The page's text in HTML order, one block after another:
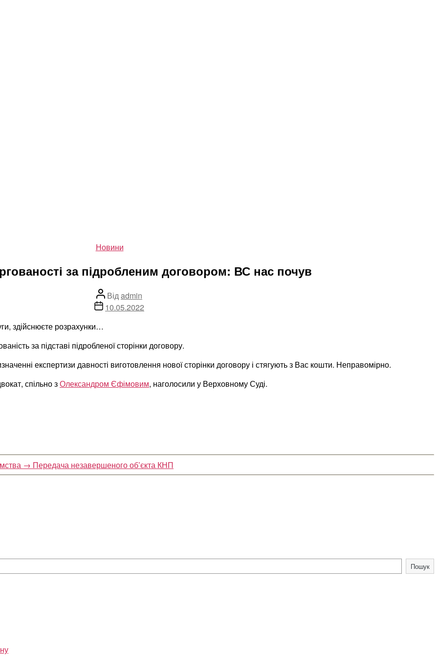
Категорії
Новини
за підробленим договором: ВС нас почув
Автор
запису
Відadmin
Дата10.05.2022
здійснюєте розрахунки…
за підставі підробленої сторінки договору.
експертизи давності виготовлення нової сторінки договору і стягують з Вас кошти. Неправомірно.
спільно зОлександром Єфімовим, наголосили у Верховному Суді.
→ Передача незавершеного об’єкта КНП
Пошук